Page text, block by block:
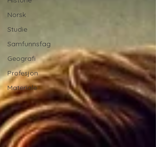
Norsk
Studie
Samfunnsfag
Geografi
Profesjon
Materiale